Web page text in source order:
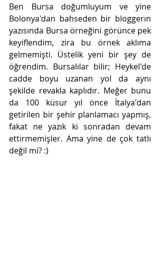
Ben Bursa doğumluyum ve yine
Bolonya'dan bahseden bir bloggerın
yazısında Bursa örneğini görünce pek
keyiflendim, zira bu örnek aklıma
gelmemişti. Üstelik yeni bir şey de
öğrendim. Bursalılar bilir; Heykel'de
cadde boyu uzanan yol da aynı
şekilde revakla kaplıdır. Meğer bunu
da 100 küsur yıl önce İtalya'dan
getirilen bir şehir planlamacı yapmış,
fakat ne yazık ki sonradan devam
ettirmemişler. Ama yine de çok tatlı
değil mi? :)